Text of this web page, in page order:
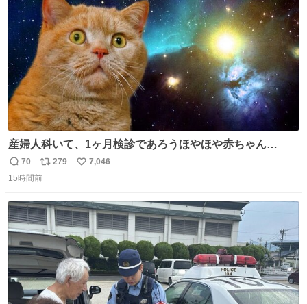
数
産婦人科いて、1ヶ月検診であろうほやほや赤ちゃん👩‍🍼
と推定2,3歳の女の子👧🏻をワンオペで連れてるママがいる
のだけども 女の子ずっとママの側から離れない…⁉️ 手を繋
たいにﾄﾃﾄﾃついてってるし逃走しないし脱走しないし逃げ
ないし走ら文字数
返
信
70
リ
ポ
ト
数
279
い
数
7,046
15時間前